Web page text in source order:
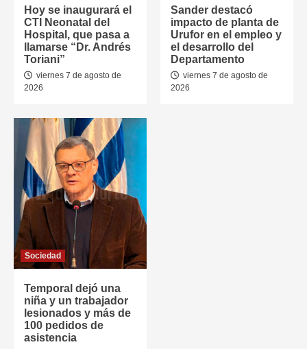
Hoy se inaugurará el
CTI Neonatal del
Hospital, que pasa a
llamarse “Dr. Andrés
Toriani”
viernes 7 de agosto de
2026
Sander destacó
impacto de planta de
Urufor en el empleo y
el desarrollo del
Departamento
viernes 7 de agosto de
2026
Sociedad
Temporal dejó una
niña y un trabajador
lesionados y más de
100 pedidos de
asistencia